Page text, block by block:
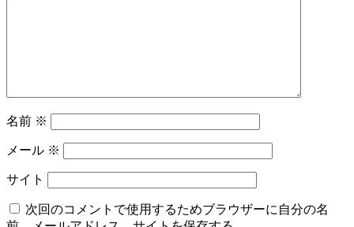
名前 ※
メール ※
サイト
次回のコメントで使用するためブラウザーに自分の名